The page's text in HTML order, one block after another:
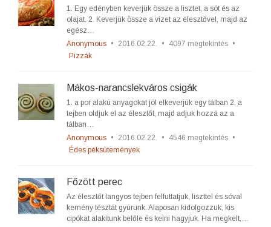
1. Egy edényben keverjük össze a lisztet, a sót és az
olajat. 2. Keverjük össze a vizet az élesztővel, majd az
egész…
Anonymous • 2016.02.22. • 4097 megtekintés •
Pizzák
Mákos-narancslekváros csigák
1. a por alakú anyagokat jól elkeverjük egy tálban 2. a
tejben oldjuk el az élesztőt, majd adjuk hozzá az a
tálban…
Anonymous • 2016.02.22. • 4546 megtekintés •
Édes péksütemények
Főzött perec
Az élesztőt langyos tejben felfuttatjuk, liszttel és sóval
kemény tésztát gyúrunk. Alaposan kidolgozzuk, kis
cipókat alakítunk belőle és kelni hagyjuk. Ha megkelt,…